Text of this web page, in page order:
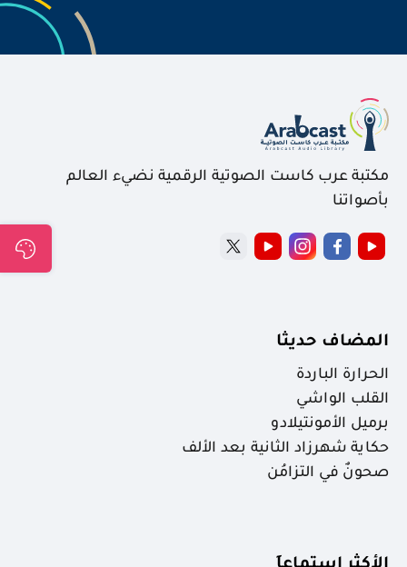
مكتبة عرب كاست الصوتية الرقمية نضيء العالم
بأصواتنا
المضاف حديثا
الحرارة الباردة
القلب الواشي
برميل الأمونتيلادو
حكاية شهرزاد الثانية بعد الألف
صحونٌ في التزامُن